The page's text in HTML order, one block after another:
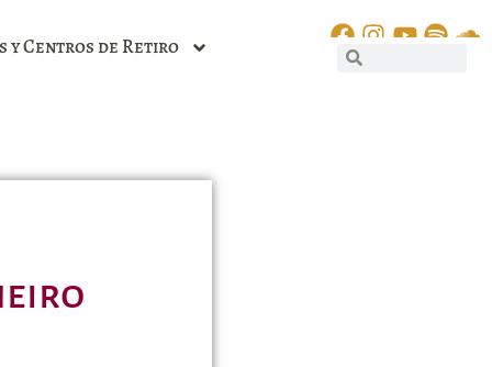
y Centros de Retiro